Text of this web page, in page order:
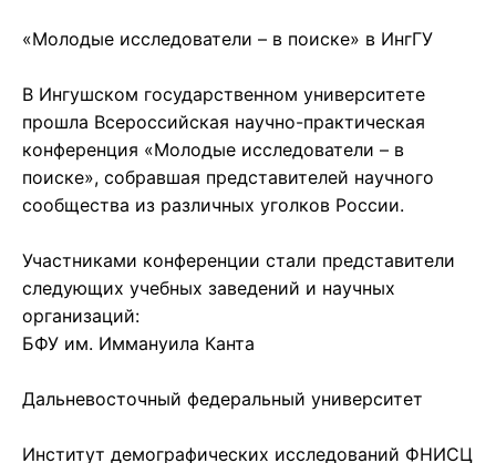
️«Молодые исследователи – в поиске» в ИнгГУ
В Ингушском государственном университете
прошла Всероссийская научно-практическая
конференция «Молодые исследователи – в
поиске», собравшая представителей научного
сообщества из различных уголков России.
Участниками конференции стали представители
следующих учебных заведений и научных
организаций:
БФУ им. Иммануила Канта
Дальневосточный федеральный университет
Институт демографических исследований ФНИСЦ